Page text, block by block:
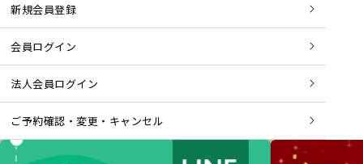
新規会員登録
会員ログイン
法人会員ログイン
ご予約確認・変更・キャンセル